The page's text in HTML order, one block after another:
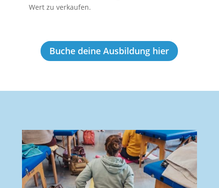
Wert zu verkaufen.
Buche deine Ausbildung hier